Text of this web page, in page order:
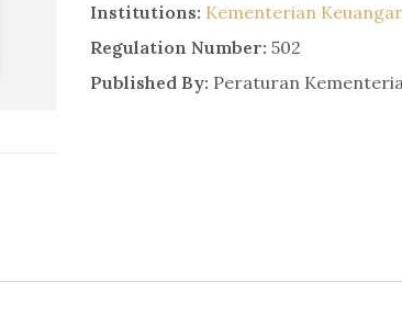
Institutions: Kementerian
Regulation Number: 502
Published By: Peraturan